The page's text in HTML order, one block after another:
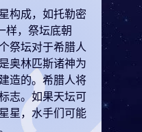
构成，如托勒密
样，祭坛底朝
祭坛对于希腊人
奥林匹斯诸神为
造的。希腊人将
志。如果天坛可
星，水手们可能